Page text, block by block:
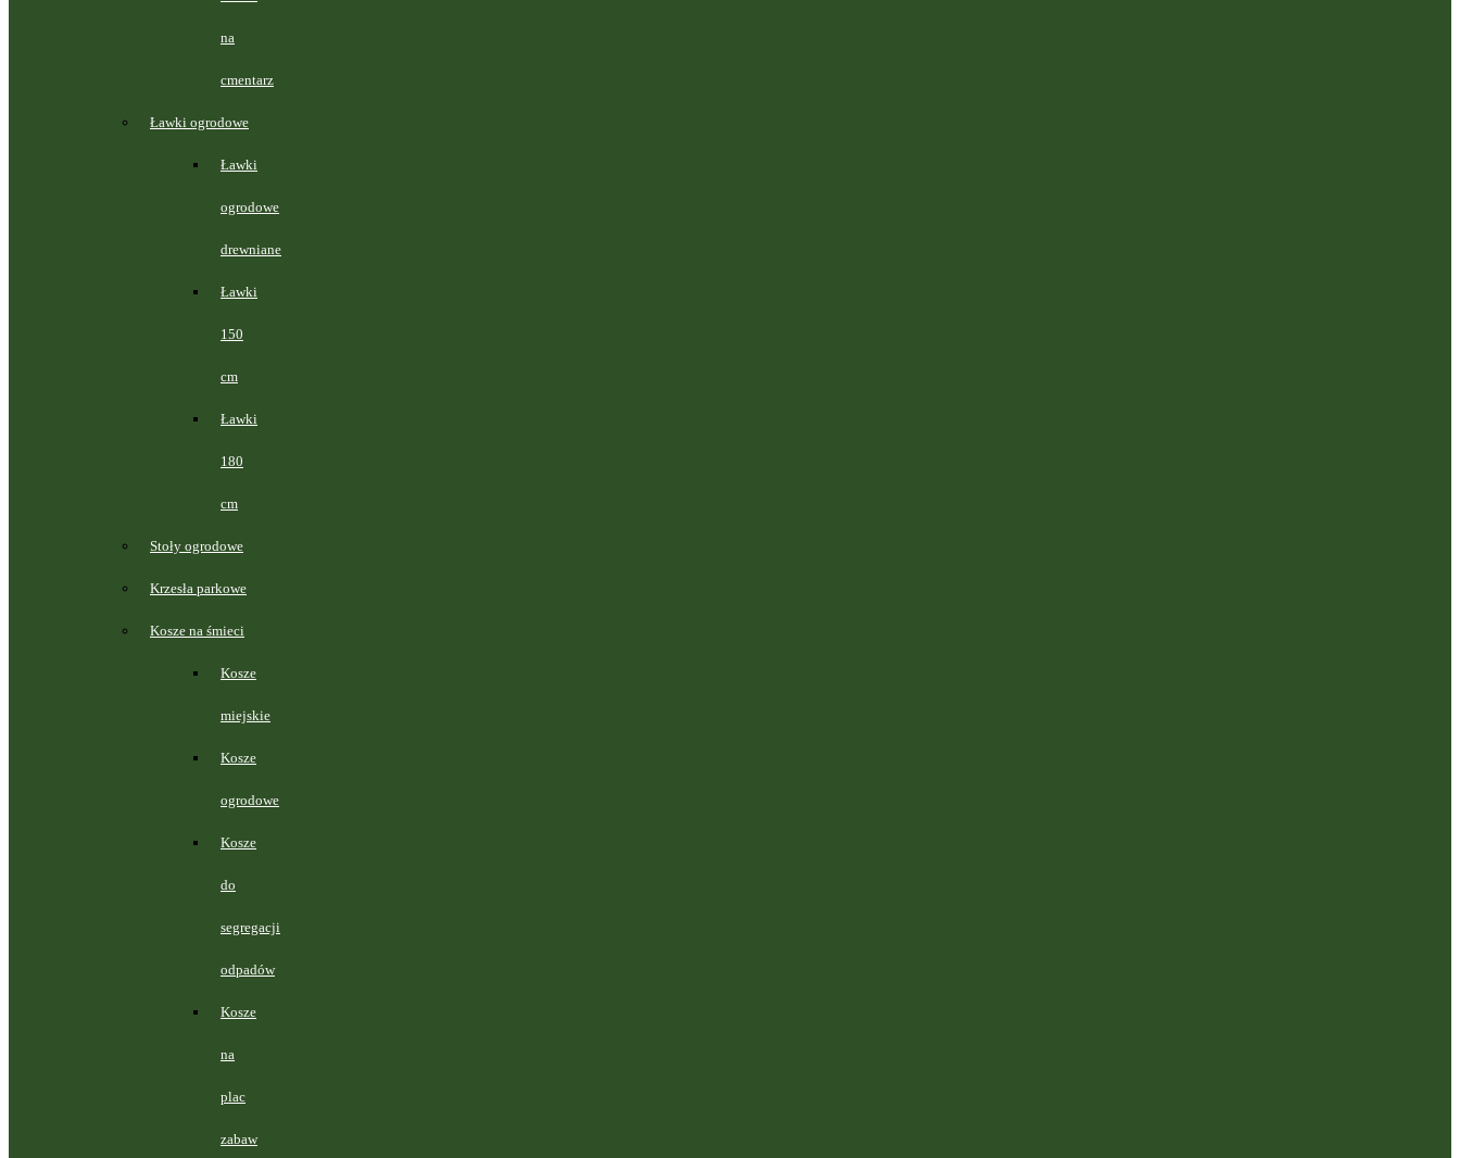
na
cmentarz
Ławki ogrodowe
Ławki
ogrodowe
drewniane
Ławki
150
cm
Ławki
180
cm
Stoły ogrodowe
Krzesła parkowe
Kosze na śmieci
Kosze
miejskie
Kosze
ogrodowe
Kosze
do
segregacji
odpadów
Kosze
na
plac
zabaw